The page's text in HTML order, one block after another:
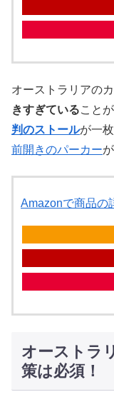
オーストラリアの
きすぎていること
判のストールが一
前開きのパーカー
Amazonで商品の
オーストラ
策は必須！